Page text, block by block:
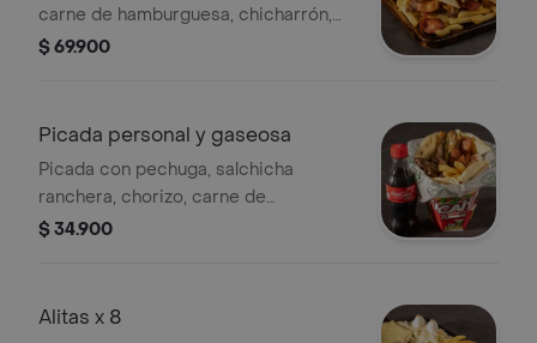
carne de hamburguesa, chicharrón,
arepa, queso mozzarella, papas
repollo y zanahoria.
$ 69.900
Picada personal y gaseosa
Picada con pechuga, salchicha
ranchera, chorizo, carne de
hamburguesa, papas a la francesa,
original 250 ml
$ 34.900
Alitas x 8